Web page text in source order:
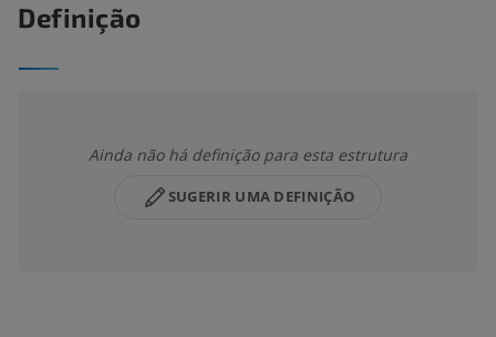
Definição
Ainda não há definição para esta estrutura
SUGERIR UMA DEFINIÇÃO